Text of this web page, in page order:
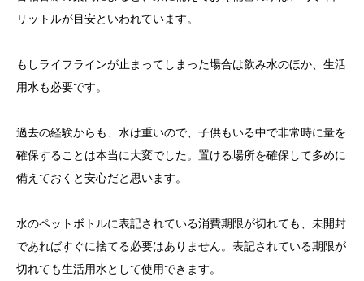
リットルが目安といわれています。
もしライフラインが止まってしまった場合は飲み水のほか、生活
用水も必要です。
過去の経験からも、水は重いので、子供もいる中で非常時に量を
確保することは本当に大変でした。置ける場所を確保して多めに
備えておくと安心だと思います。
水のペットボトルに表記されている消費期限が切れても、未開封
であればすぐに捨てる必要はありません。表記されている期限が
切れても生活用水として使用できます。